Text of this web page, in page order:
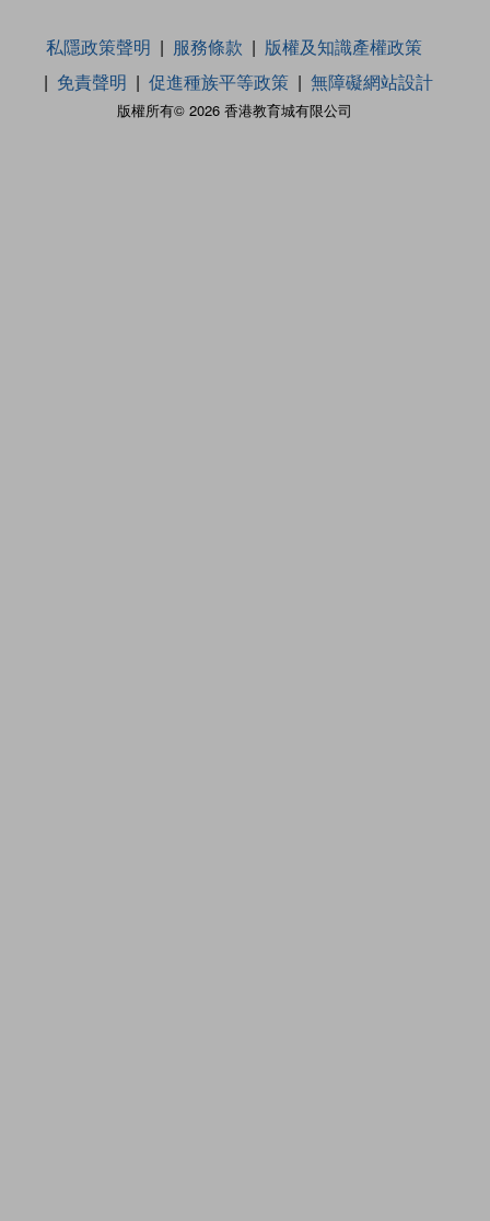
版權所有© 2026 香港教育城有限公司
私隱政策聲明 服務條款
版權及知識產權政策
免責聲明
促進種族平等政策 無障礙網站設計